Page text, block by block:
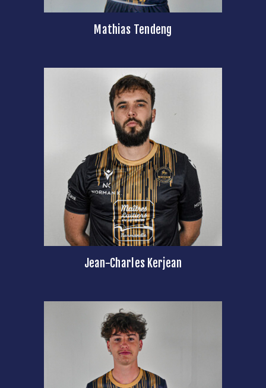
Mathias Tendeng
Jean-Charles Kerjean